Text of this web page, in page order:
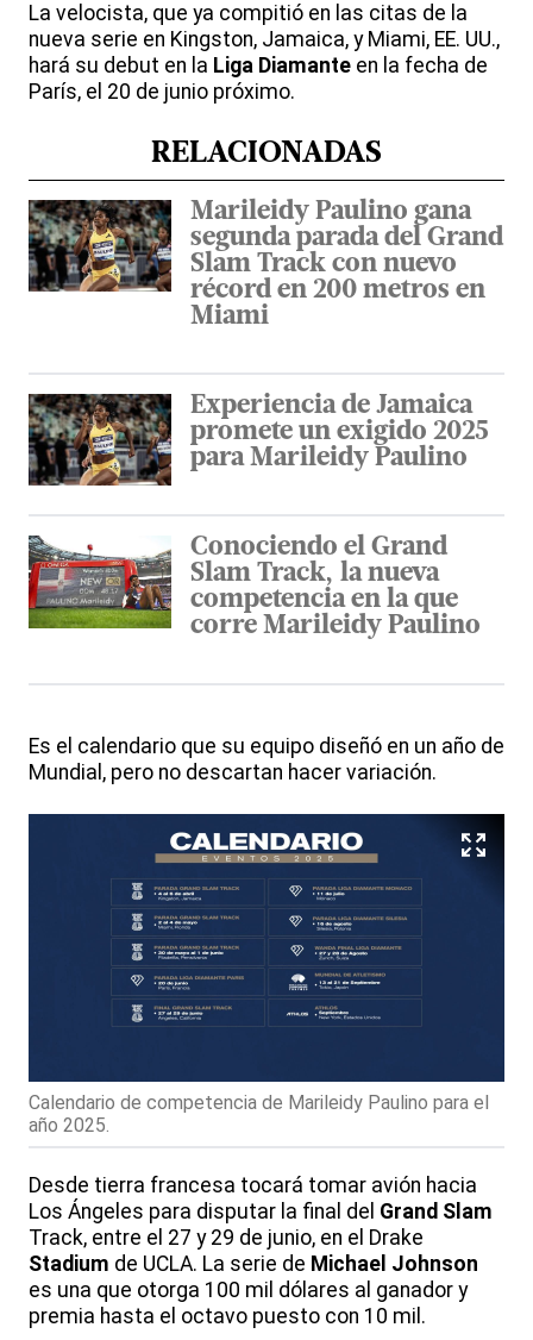
La velocista, que ya compitió en las citas de la
nueva serie en Kingston, Jamaica, y Miami, EE. UU.,
hará su debut en la Liga Diamante en la fecha de
París, el 20 de junio próximo.
RELACIONADAS
Marileidy Paulino gana
segunda parada del Grand
Slam Track con nuevo
récord en 200 metros en
Miami
Experiencia de Jamaica
promete un exigido 2025
para Marileidy Paulino
Conociendo el Grand
Slam Track, la nueva
competencia en la que
corre Marileidy Paulino
Es el calendario que su equipo diseñó en un año de
Mundial, pero no descartan hacer variación.
Calendario de competencia de Marileidy Paulino para el
año 2025.
Desde tierra francesa tocará tomar avión hacia
Los Ángeles para disputar la final del Grand Slam
Track, entre el 27 y 29 de junio, en el Drake
Stadium de UCLA. La serie de Michael Johnson
es una que otorga 100 mil dólares al ganador y
premia hasta el octavo puesto con 10 mil.